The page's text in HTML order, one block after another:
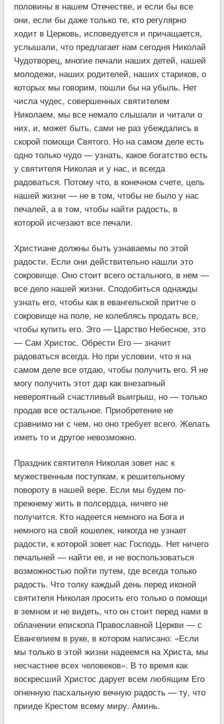
половины в нашем Отечестве, и если бы все
они, если бы даже только те, кто регулярно
ходит в Церковь, исповедуется и причащается,
услышали, что предлагает нам сегодня Николай
Чудотворец, многие печали наших детей, нашей
молодежи, наших родителей, наших стариков, о
которых мы говорим, пошли бы на убыль. Нет
числа чудес, совершенных святителем
Николаем, мы все немало слышали и читали о
них, и, может быть, сами не раз убеждались в
скорой помощи Святого. Но на самом деле есть
одно только чудо — узнать, какое богатство есть
у святителя Николая и у нас, и всегда
радоваться. Потому что, в конечном счете, цель
нашей жизни — не в том, чтобы не было у нас
печалей, а в том, чтобы найти радость, в
которой исчезают все печали.
Христиане должны быть узнаваемы по этой
радости. Если они действительно нашли это
сокровище. Оно стoит всего остального, в нем —
все дело нашей жизни. Сподобиться однажды
узнать его, чтобы как в евангельской притче о
сокровище на поле, не колеблясь продать все,
чтобы купить его. Это — Царство Небесное, это
— Сам Христос. Обрести Его — значит
радоваться всегда. Но при условии, что я на
самом деле все отдаю, чтобы получить его. Я не
могу получить этот дар как внезапный
невероятный счастливый выигрыш, но — только
продав все остальное. Приобретение не
сравнимо ни с чем, но оно требует всего. Желать
иметь то и другое невозможно.
Праздник святителя Николая зовет нас к
мужественным поступкам, к решительному
повороту в нашей вере. Если мы будем по-
прежнему жить в полсердца, ничего не
получится. Кто надеется немного на Бога и
немного на свой кошелек, никогда не узнает
радости, к которой зовет нас Господь. Нет ничего
печальней — найти ее, и не воспользоваться
возможностью пойти путем, где всегда только
радость. Что толку каждый день перед иконой
святителя Николая просить его только о помощи
в земном и не видеть, что он стоит перед нами в
облачении епископа Православной Церкви — с
Евангелием в руке, в котором написано: «Если
мы только в этой жизни надеемся на Христа, мы
несчастнее всех человеков». В то время как
воскресший Христос дарует всем любящим Его
огненную пасхальную вечную радость — ту, что
прииде Крестом всему миру. Аминь.